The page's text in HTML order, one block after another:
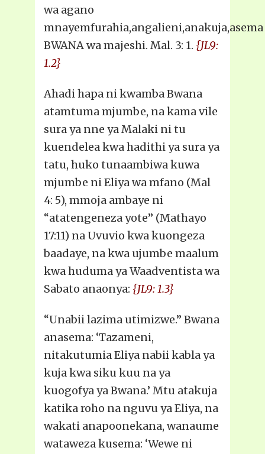
wa agano
mnayemfurahia,angalieni,anakuja,asema
BWANA wa majeshi. Mal. 3: 1. {JL9:
1.2}
Ahadi hapa ni kwamba Bwana
atamtuma mjumbe, na kama vile
sura ya nne ya Malaki ni tu
kuendelea kwa hadithi ya sura ya
tatu, huko tunaambiwa kuwa
mjumbe ni Eliya wa mfano (Mal
4: 5), mmoja ambaye ni
“atatengeneza yote” (Mathayo
17:11) na Uvuvio kwa kuongeza
baadaye, na kwa ujumbe maalum
kwa huduma ya Waadventista wa
Sabato anaonya: {JL9: 1.3}
“Unabii lazima utimizwe.” Bwana
anasema: ‘Tazameni,
nitakutumia Eliya nabii kabla ya
kuja kwa siku kuu na ya
kuogofya ya Bwana.’ Mtu atakuja
katika roho na nguvu ya Eliya, na
wakati anapoonekana, wanaume
wataweza kusema: ‘Wewe ni